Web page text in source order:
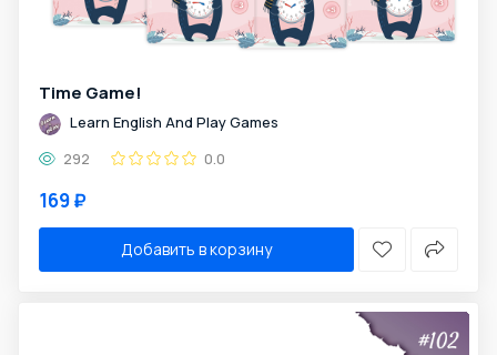
Time Game!
Learn English And Play Games
292
0.0
169 ₽
Добавить в корзину